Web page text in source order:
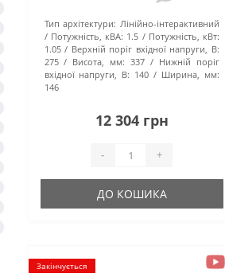
Тип архітектури: Лінійно-інтерактивний
Потужність, кВА: 1.5
Потужність, кВт:
1.05
Верхній поріг вхідної напруги, В:
275
Висота, мм: 337
Нижній поріг
вхідної напруги, В: 140
Ширина, мм:
146
12 304 грн
- +
ДО КОШИКА
Закінчується